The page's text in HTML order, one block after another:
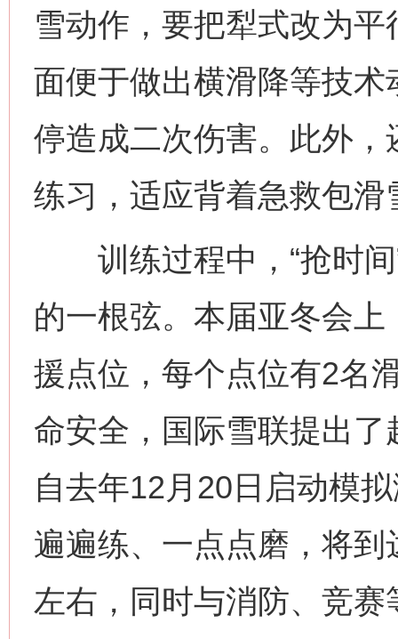
雪动作，要把犁式改为
面便于做出横滑降等技
停造成二次伤害。此外
练习，适应背着急救包滑
训练过程中，“抢时间
的一根弦。本届亚冬会
援点位，每个点位有2名
命安全，国际雪联提出了
自去年12月20日启动模
遍遍练、一点点磨，将
左右，同时与消防、竞